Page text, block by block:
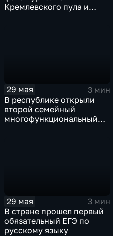
Кремлевского пула и
29 мая
3 мин
В республике открыли
второй семейный
многофункциональный
29 мая
3 мин
В стране прошел первый
обязательный ЕГЭ по
русскому языку